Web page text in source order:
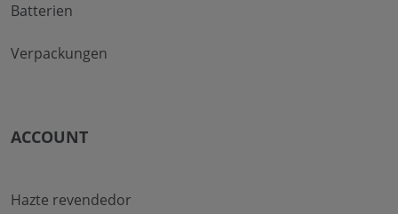
Batterien
Verpackungen
ACCOUNT
Hazte revendedor